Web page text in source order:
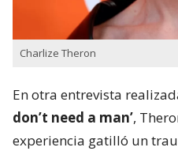
Charlize Theron
En otra entrevista
don’t need a man’,
experiencia gatilló un